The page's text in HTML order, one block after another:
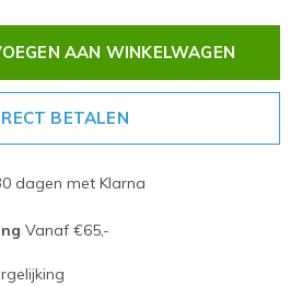
AAN WINKELWAGEN
BETALEN
dagen met Klarna
Vanaf €65,-